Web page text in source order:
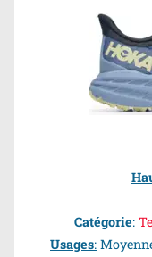
Catégorie:
Usages: